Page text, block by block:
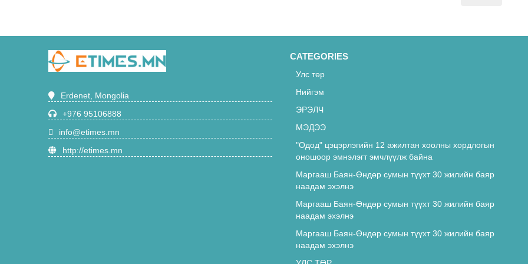
Erdenet, Mongolia
+976 95106888
info@etimes.mn
http://etimes.mn
CATEGORIES
Улс төр
Нийгэм
ЭРЭЛЧ
МЭДЭЭ
"Одод" цэцэрлэгийн 12 ажилтан хоолны хордлогын
оношоор эмнэлэгт эмчлүүлж байна
Маргааш Баян-Өндөр сумын түүхт 30 жилийн баяр
наадам эхэлнэ
Маргааш Баян-Өндөр сумын түүхт 30 жилийн баяр
наадам эхэлнэ
Маргааш Баян-Өндөр сумын түүхт 30 жилийн баяр
наадам эхэлнэ